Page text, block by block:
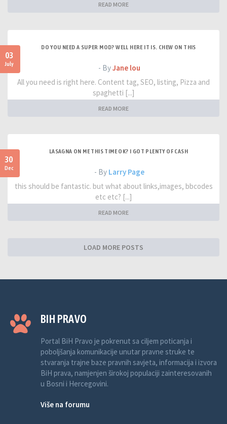
READ MORE
03
July
DO YOU NEED A SUPER MOD? WELL HERE IT IS. CHEW ON THIS
- ByJane lou
All you need is right here. Content tag, SEO, listing, Pizza and
spaghetti [...]
READ MORE
30
Dec
LASAGNA ON ME THIS TIME OK? I GOT PLENTY OF CASH
- By Larry Page
this should be fantastic. but what about links,images, bbcodes
etc etc? [...]
READ MORE
LOAD MORE POSTS
BIH PRAVO
Portal BiH Pravo je pokrenut sa ciljem poticanja i
poboljšanja komunikacije unutar pravne struke te
stvaranja trajne baze pravnih savjeta, informacija i izvora
BiH prava, namjenjen širokoj populaciji zainteresovanih
u Bosni i Hercegovini.
Više na forumu